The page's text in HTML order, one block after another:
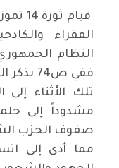
الفقراء
النظام
ففي
تلك الأثناء
مشدوداً إلى
صفوف الحزب
مما أدى إلى